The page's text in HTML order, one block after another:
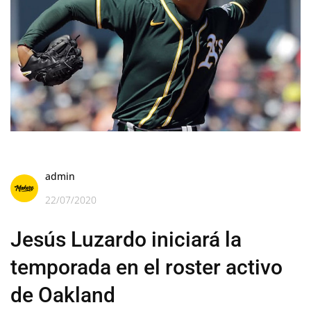
admin
22/07/2020
Jesús Luzardo iniciará la
temporada en el roster activo
de Oakland